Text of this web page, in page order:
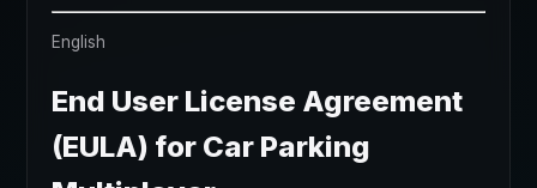
English
End User License Agreement
(EULA) for Car Parking